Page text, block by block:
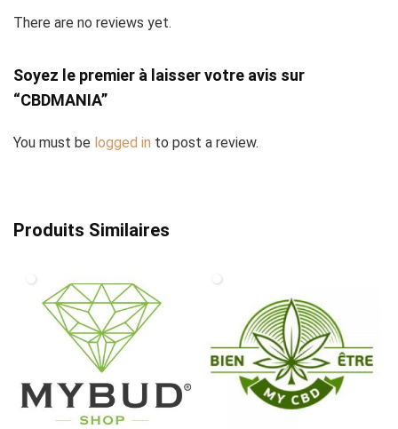
There are no reviews yet.
Soyez le premier à laisser votre avis sur
“CBDMANIA”
You must be logged in to post a review.
Produits Similaires